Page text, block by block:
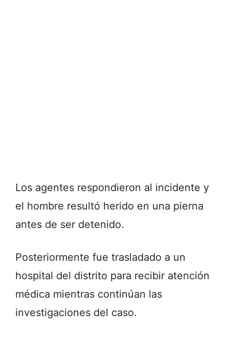
Los agentes respondieron al incidente y
el hombre resultó herido en una pierna
antes de ser detenido.
Posteriormente fue trasladado a un
hospital del distrito para recibir atención
médica mientras continúan las
investigaciones del caso.